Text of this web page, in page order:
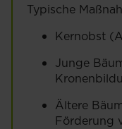
Typische
Kernobst
Junge
Ältere
Förderung